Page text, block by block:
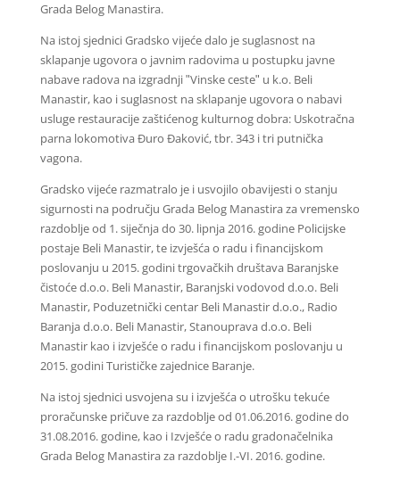
Grada Belog Manastira.
Na istoj sjednici Gradsko vijeće dalo je suglasnost na
sklapanje ugovora o javnim radovima u postupku javne
nabave radova na izgradnji ʺVinske cesteʺ u k.o. Beli
Manastir, kao i suglasnost na sklapanje ugovora o nabavi
usluge restauracije zaštićenog kulturnog dobra: Uskotračna
parna lokomotiva Đuro Đaković, tbr. 343 i tri putnička
vagona.
Gradsko vijeće razmatralo je i usvojilo obavijesti o stanju
sigurnosti na području Grada Belog Manastira za vremensko
razdoblje od 1. siječnja do 30. lipnja 2016. godine Policijske
postaje Beli Manastir, te izvješća o radu i financijskom
poslovanju u 2015. godini trgovačkih društava Baranjske
čistoće d.o.o. Beli Manastir, Baranjski vodovod d.o.o. Beli
Manastir, Poduzetnički centar Beli Manastir d.o.o., Radio
Baranja d.o.o. Beli Manastir, Stanouprava d.o.o. Beli
Manastir kao i izvješće o radu i financijskom poslovanju u
2015. godini Turističke zajednice Baranje.
Na istoj sjednici usvojena su i izvješća o utrošku tekuće
proračunske pričuve za razdoblje od 01.06.2016. godine do
31.08.2016. godine, kao i Izvješće o radu gradonačelnika
Grada Belog Manastira za razdoblje I.-VI. 2016. godine.